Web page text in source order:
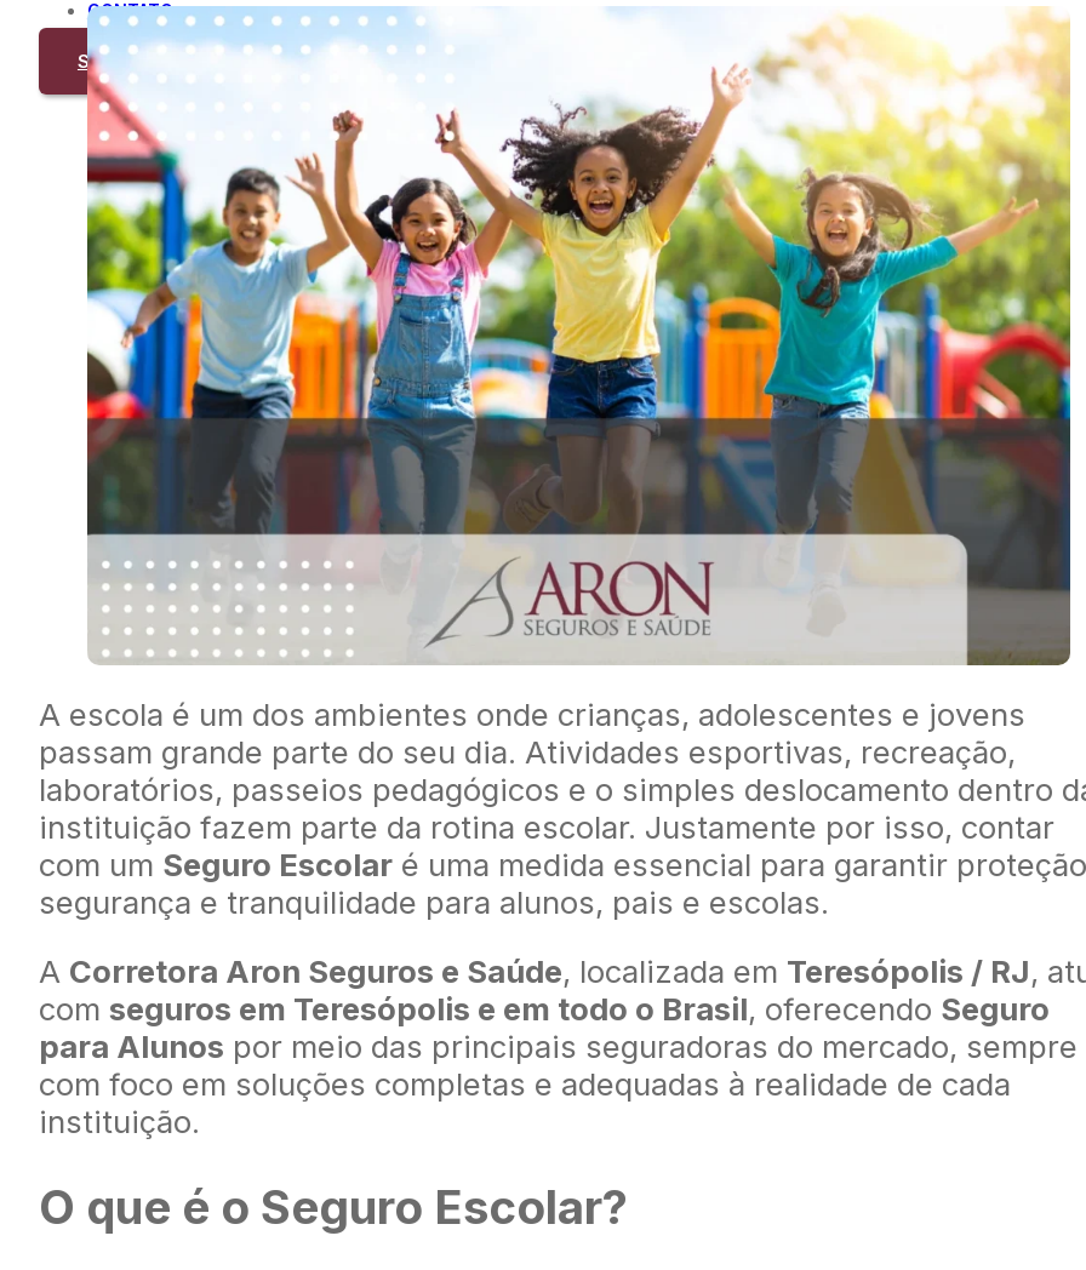
CONTATO
Solicite Cotação
A escola é um dos ambientes onde crianças, adolescentes e jovens
passam grande parte do seu dia. Atividades esportivas, recreação,
laboratórios, passeios pedagógicos e o simples deslocamento dentro
instituição fazem parte da rotina escolar. Justamente por isso, contar
com um Seguro Escolaré uma medida essencial para garantir
segurança e tranquilidade para alunos, pais e escolas.
A Corretora Aron Seguros e Saúde, localizada em Teresópolis / RJ,
com seguros em Teresópolis e em todo o Brasil, oferecendo Seguro
para Alunos por meio das principais seguradoras do mercado, sempre
com foco em soluções completas e adequadas à realidade de cada
instituição.
O que é o Seguro Escolar?